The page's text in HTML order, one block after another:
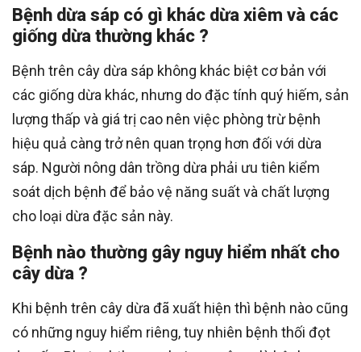
Bệnh dừa sáp có gì khác dừa xiêm và các
giống dừa thường khác ?
Bệnh trên cây dừa sáp không khác biệt cơ bản với
các giống dừa khác, nhưng do đặc tính quý hiếm, sản
lượng thấp và giá trị cao nên việc phòng trừ bệnh
hiệu quả càng trở nên quan trọng hơn đối với dừa
sáp. Người nông dân trồng dừa phải ưu tiên kiểm
soát dịch bệnh để bảo vệ năng suất và chất lượng
cho loại dừa đặc sản này.
Bệnh nào thường gây nguy hiểm nhất cho
cây dừa ?
Khi bệnh trên cây dừa đã xuất hiện thì bệnh nào cũng
có những nguy hiểm riêng, tuy nhiên bệnh thối đọt